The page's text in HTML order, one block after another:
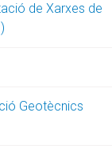
de Xarxes de
Geotècnics